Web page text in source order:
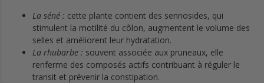
La séné : cette plante contient des sennosides, qui
stimulent la motilité du côlon, augmentent le volume des
selles et améliorent leur hydratation.
La rhubarbe : souvent associée aux pruneaux, elle
renferme des composés actifs contribuant à réguler le
transit et prévenir la constipation.